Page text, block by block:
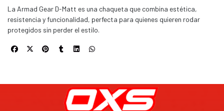
La Armad Gear D-Matt es una chaqueta que combina estética,
resistencia y funcionalidad, perfecta para quienes quieren rodar
protegidos sin perder el estilo.